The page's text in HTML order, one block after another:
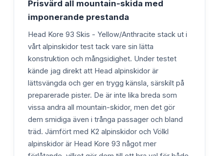
Prisvärd all mountain-skida med
imponerande prestanda
Head Kore 93 Skis - Yellow/Anthracite stack ut i
vårt alpinskidor test tack vare sin lätta
konstruktion och mångsidighet. Under testet
kände jag direkt att Head alpinskidor är
lättsvängda och ger en trygg känsla, särskilt på
preparerade pister. De är inte lika breda som
vissa andra all mountain-skidor, men det gör
dem smidiga även i trånga passager och bland
träd. Jämfört med K2 alpinskidor och Völkl
alpinskidor är Head Kore 93 något mer